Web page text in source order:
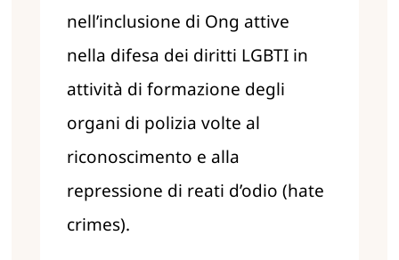
nell’inclusione di Ong attive
nella difesa dei diritti LGBTI in
attività di formazione degli
organi di polizia volte al
riconoscimento e alla
repressione di reati d’odio (hate
crimes).